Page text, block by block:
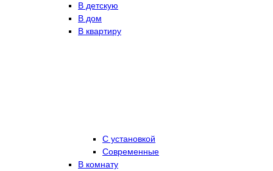
В детскую
В дом
В квартиру
С установкой
Современные
В комнату